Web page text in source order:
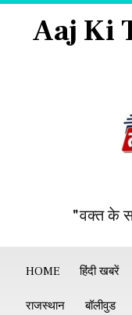
Aaj Ki
"वक्त के
HOME हिंदी खबरें
राजस्थान बॉलीवुड